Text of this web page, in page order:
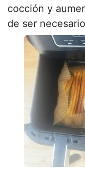
cocción y
de ser